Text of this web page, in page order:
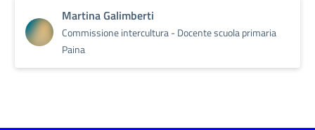
Martina Galimberti
Commissione intercultura - Docente scuola primaria
Paina